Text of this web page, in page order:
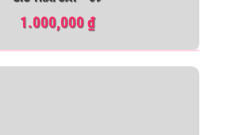
1.000,000₫